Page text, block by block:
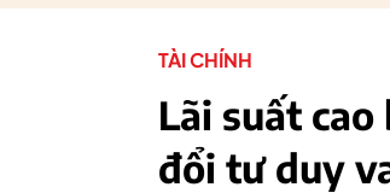
TÀI CHÍNH
Lãi suất
đổi tư duy